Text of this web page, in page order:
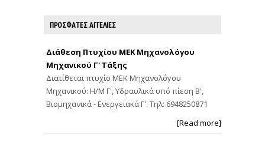
ΠΡΟΣΦΑΤΕΣ ΑΓΓΕΛΙΕΣ
Διάθεση Πτυχίου ΜΕΚ Μηχανολόγου
Μηχανικού Γ' Τάξης
Διατίθεται πτυχίο ΜΕΚ Μηχανολόγου
Μηχανικού: Η/Μ Γ', Υδραυλικά υπό πίεση Β',
Βιομηχανικά - Ενεργειακά Γ'. Τηλ: 6948250871
[Read more]